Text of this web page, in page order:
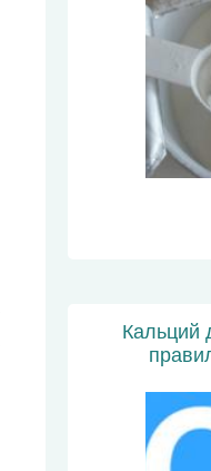
Кальций